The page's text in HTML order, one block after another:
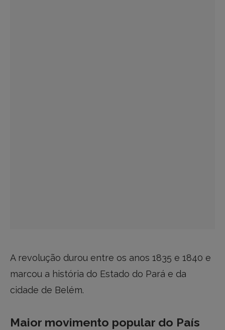
A revolução durou entre os anos 1835 e 1840 e
marcou a história do Estado do Pará e da
cidade de Belém.
Maior movimento popular do País